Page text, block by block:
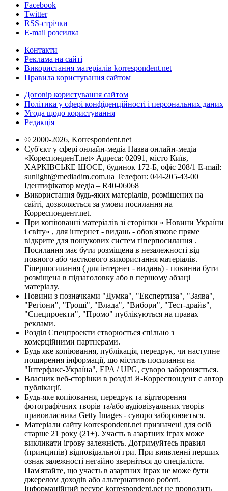
Facebook
Twitter
RSS-стрічки
E-mail розсилка
Контакти
Реклама на сайті
Використання матеріалів korrespondent.net
Правила користування сайтом
Договір користування сайтом
Політика у сфері конфіденційності і персональних даних
Угода щодо користування
Редакція
© 2000-2026, Korrespondent.net
Суб'єкт у сфері онлайн-медіа Назва онлайн-медіа –
«КореспонденТ.net» Адреса: 02091, місто Київ,
ХАРКІВСЬКЕ ШОСЕ, будинок 172-Б, офіс 208/1 E-mail:
sunlight@mediadim.com.ua Телефон: 044-205-43-00
Ідентифікатор медіа – R40-06068
Використання будь-яких матеріалів, розміщених на
сайті, дозволяється за умови посилання на
Корреспондент.net.
При копіюванні матеріалів зі сторінки « Новини України
і світу» , для інтернет - видань - обов'язкове пряме
відкрите для пошукових систем гіперпосилання .
Посилання має бути розміщена в незалежності від
повного або часткового використання матеріалів.
Гіперпосилання ( для інтернет - видань) - повинна бути
розміщена в підзаголовку або в першому абзаці
матеріалу.
Новини з позначками "Думка", "Експертиза", "Заява",
"Регіони", "Гроші", "Влада", "Вибори", "Тест-драйв",
"Спецпроекти", "Промо" публікуються на правах
реклами.
Розділ Спецпроекти створюється спільно з
комерційними партнерами.
Будь яке копіювання, публікація, передрук, чи наступне
поширення інформації, що містить посилання на
"Інтерфакс-Україна", EPA / UPG, суворо забороняється.
Власник веб-сторінки в розділі Я-Корреспондент є автор
публікації.
Будь-яке копіювання, передрук та відтворення
фотографічних творів та/або аудіовізуальних творів
правовласника Getty Images - суворо забороняється.
Матеріали сайту korrespondent.net призначені для осіб
старше 21 року (21+). Участь в азартних іграх може
викликати ігрову залежність. Дотримуйтесь правил
(принципів) відповідальної гри. При виявленні перших
ознак залежності негайно зверніться до спеціаліста.
Пам'ятайте, що участь в азартних іграх не може бути
джерелом доходів або альтернативою роботі.
Інформаційний ресурс korrespondent.net не проводить